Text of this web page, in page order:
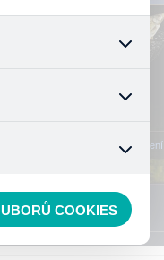
Přihlášení
Pro tyto cookies
zjistit navštívené
COOKIES